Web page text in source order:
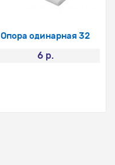
Опора одинарная 32
6 р.